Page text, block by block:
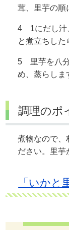
茸、里芋の順
4 1にだし汁
と煮立ちした
5 里芋を八分
め、蒸らしま
調理のポ
煮物なので、
ださい。里芋
「いかと